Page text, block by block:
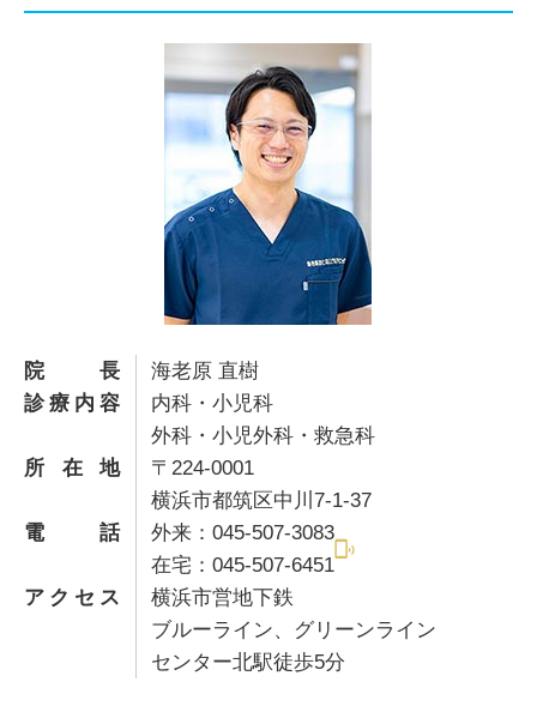
院長
海老原 直樹
診療内容
内科・小児科
外科・小児外科・救急科
所在地
〒224-0001
横浜市都筑区中川7-1-37
電話
外来：045-507-3083
在宅：045-507-6451
アクセス
横浜市営地下鉄
ブルーライン、グリーンライン
センター北駅徒歩5分